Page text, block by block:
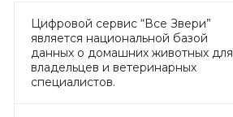
Цифровой сервис “Все Звери”
является национальной базой
данных о домашних животных для
владельцев и ветеринарных
специалистов.